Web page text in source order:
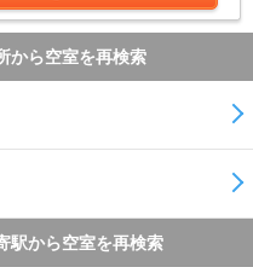
から空室を再検索
から空室を再検索